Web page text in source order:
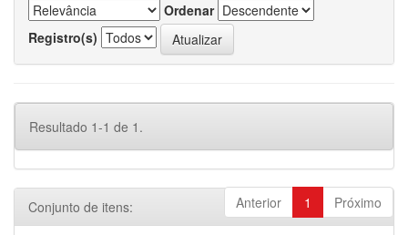
Ordenar
Registro(s)
Resultado 1-1 de 1.
Anterior 1 Próximo
Conjunto de itens: